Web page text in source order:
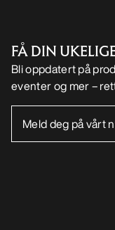
FÅ DIN
Bli oppdatert på
eventer og mer –